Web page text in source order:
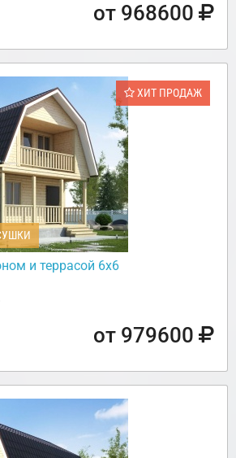
от 968600
ХИТ ПРОДАЖ
и террасой 6х6
от 979600